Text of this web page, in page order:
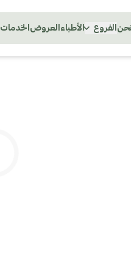
الفروع الأطباء العروض الخدمات